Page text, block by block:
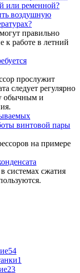
или ременной?
воздушную
правильно
к работе в летний
прослужит
следует регулярно
обычным и
винтовой пары
на примере
системах сжатия
54
1
23